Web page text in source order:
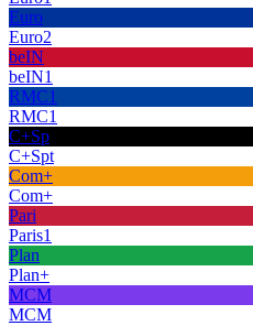
Euro
Euro2
beIN
beIN1
RMC1
RMC1
C+Sp
C+Spt
Com+
Com+
Pari
Paris1
Plan
Plan+
MCM
MCM